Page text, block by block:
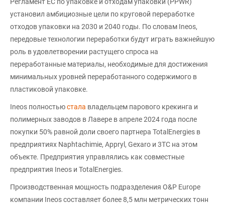
установил амбициозные цели по круговой переработке
отходов упаковки на 2030 и 2040 годы. По словам Ineos,
передовые технологии переработки будут играть важнейшую
роль в удовлетворении растущего спроса на
переработанные материалы, необходимые для достижения
минимальных уровней переработанного содержимого в
пластиковой упаковке.
Ineos полностьюстала владельцем парового крекинга и
полимерных заводов в Лавере в апреле 2024 года после
покупки 50% равной доли своего партнера TotalEnergies в
предприятиях Naphtachimie, Appryl, Gexaro и 3TC на этом
объекте. Предприятия управлялись как совместные
предприятия Ineos и TotalEnergies.
Производственная мощность подразделения O&P Europe
компании Ineos составляет более 8,5 млн метрических тонн